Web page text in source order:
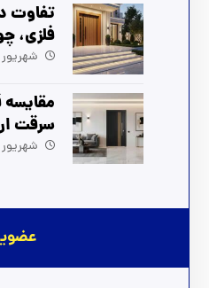
تفاوت
فلزی،
راهنمای
شهریور 25, 1404
سرقت
بهترین
شهریور 25, 1404